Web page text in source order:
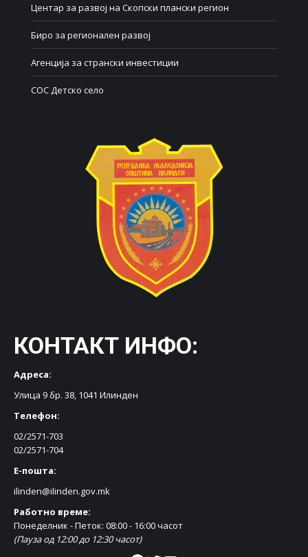
Центар за развој на Скопски плански регион
Биро за регионален развој
Агенција за странски инвестиции
СОС Детско село
КОНТАКТ ИНФО:
Адреса:
Улица 9 бр. 38, 1041 Илинден
Телефон:
02/2571-703
02/2571-704
Е-пошта:
ilinden@ilinden.gov.mk
Работно време:
Понеделник - Петок: 08:00 - 16:00 часот
(Пауза од 12:00 до 12:30 часот)